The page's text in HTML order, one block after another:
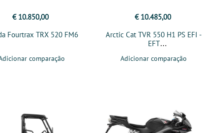
€ 10.850,00
Fourtrax TRX 520 FM6
comparação
€ 10.485,00
Arctic Cat TVR 550 H1 PS EFI -
EFT
Adicionar comparação